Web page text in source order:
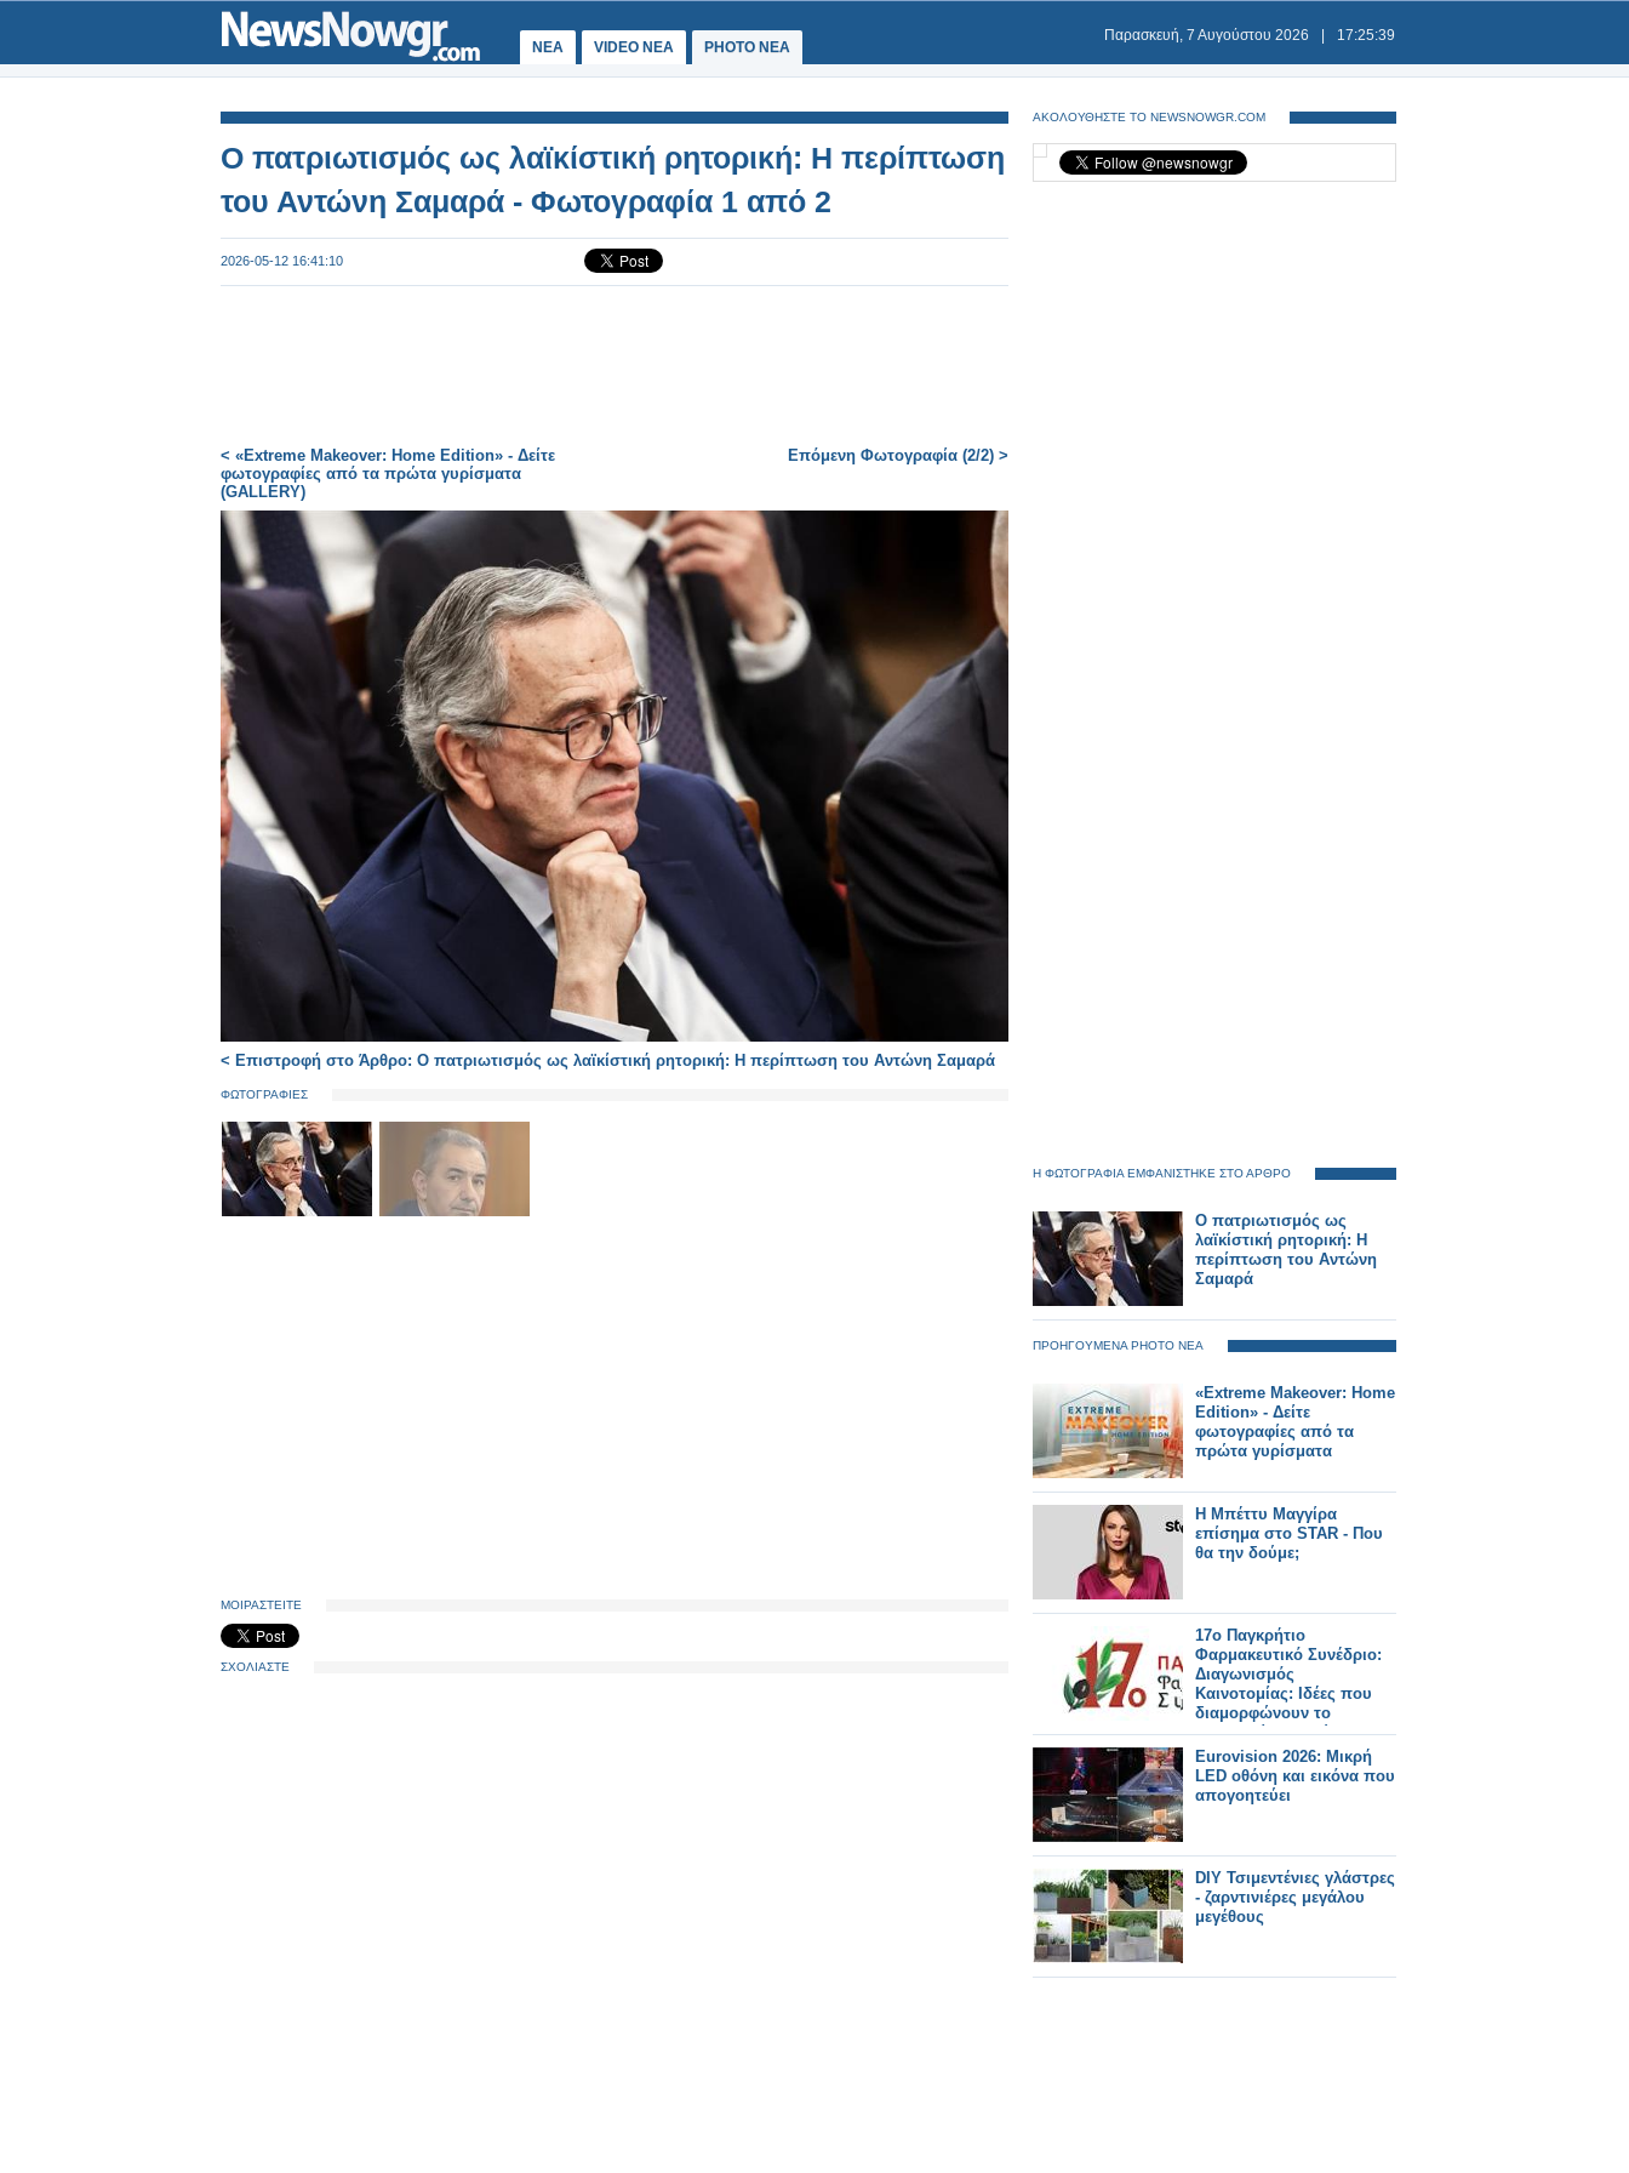
ΝΕΑ VIDEO NEA PHOTO NEA
Παρασκευή, 7 Αυγούστου 2026 17:25:39
Ο πατριωτισμός ως λαϊκίστική ρητορική: Η περίπτωση
του Αντώνη Σαμαρά - Φωτογραφία 1 από 2
2026-05-12 16:41:10
< «Extreme Makeover: Home Edition» - Δείτε
φωτογραφίες από τα πρώτα γυρίσματα
(GALLERY)
Επόμενη Φωτογραφία (2/2) >
< Επιστροφή στο Άρθρο: Ο πατριωτισμός ως λαϊκίστική ρητορική: Η περίπτωση του Αντώνη Σαμαρά
ΦΩΤΟΓΡΑΦΙΕΣ
ΜΟΙΡΑΣΤΕΙΤΕ
ΣΧΟΛΙΑΣΤΕ
ΑΚΟΛΟΥΘΗΣΤΕ ΤΟ NEWSNOWGR.COM
Η ΦΩΤΟΓΡΑΦΙΑ ΕΜΦΑΝΙΣΤΗΚΕ ΣΤΟ ΑΡΘΡΟ
Ο πατριωτισμός ως
λαϊκίστική ρητορική: Η
περίπτωση του Αντώνη
Σαμαρά
ΠΡΟΗΓΟΥΜΕΝΑ PHOTO ΝΕΑ
«Extreme Makeover: Home
Edition» - Δείτε
φωτογραφίες από τα
πρώτα γυρίσματα
Η Μπέττυ Μαγγίρα
επίσημα στο STAR - Που
θα την δούμε;
17ο Παγκρήτιο
Φαρμακευτικό Συνέδριο:
Διαγωνισμός
Καινοτομίας: Ιδέες που
διαμορφώνουν το
φαρμακείο του αύριο
Eurovision 2026: Μικρή
LED οθόνη και εικόνα που
απογοητεύει
DIY Τσιμεντένιες γλάστρες
- ζαρντινιέρες μεγάλου
μεγέθους